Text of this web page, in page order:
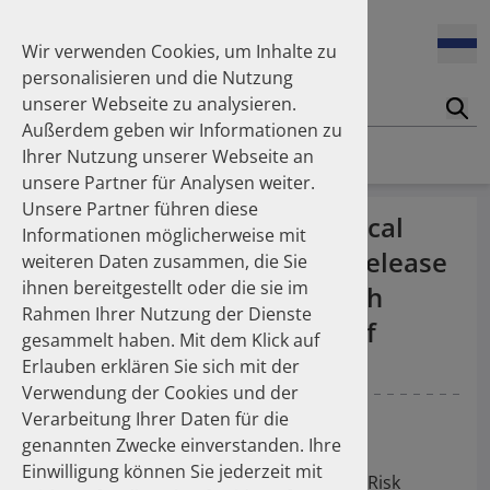
Homepage Publikationen
Feldt Sandra
Fischer Laura
Franzmann Alexandra
Freudewald Leonard G.
Friedland Kristina
Friis Robert
Ganso Matthias
Goebel Ralf
Götzinger Felix
Gradl Gabriele
Griese-Mammen Nina
Hadji Peyman
Haehling Stephan
Haidinger Gerald
Hansen Kerstin
Heinemann Axel
Heinemann Lutz
den Hausmüll?
17.04.2026
Das Potenzial des DAPI zur Unterstützung der
Apothekerkammern – Was ist das DAPI?
07.04.2026
Trends in use of antipsychotics in Germany 2014–2024: a
nationwide population-based study
25.11.2025
Increasing use of non-statin and combination lipid-
lowering therapies 2012–2025: a nationwide study
23.10.2025
Inhaler use and their carbon footprint in Germany: a 10-
year analysis (2013–2022)
Switching the pharmaceutical
dosage form of extended-release
valproate is associated with
therapeutic modification of
antiepileptic therapy
Schüssel K von Klot S Schulz M
28th ICPE - International Conference on
Pharmacoepidemiology and Therapeutic Risk
Wir verwenden Cookies, um Inhalte zu
personalisieren und die Nutzung
unserer Webseite zu analysieren.
Außerdem geben wir Informationen zu
Ihrer Nutzung unserer Webseite an
unsere Partner für Analysen weiter.
Unsere Partner führen diese
Informationen möglicherweise mit
weiteren Daten zusammen, die Sie
ihnen bereitgestellt oder die sie im
Rahmen Ihrer Nutzung der Dienste
gesammelt haben. Mit dem Klick auf
Erlauben erklären Sie sich mit der
Verwendung der Cookies und der
Verarbeitung Ihrer Daten für die
genannten Zwecke einverstanden. Ihre
Einwilligung können Sie jederzeit mit